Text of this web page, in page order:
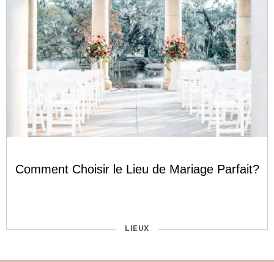
Comment Choisir le Lieu de Mariage Parfait?
CATÉGORIES
LIEUX